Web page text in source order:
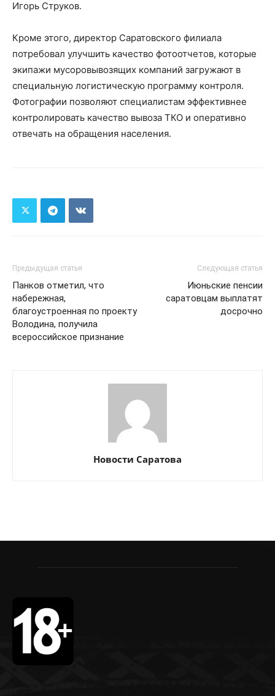
Игорь Струков.
Кроме этого, директор Саратовского филиала
потребовал улучшить качество фотоотчетов, которые
экипажи мусоровывозящих компаний загружают в
специальную логистическую программу контроля.
Фотографии позволяют специалистам эффективнее
контролировать качество вывоза ТКО и оперативно
отвечать на обращения населения.
Предыдущая статья
Панков отметил, что
набережная,
благоустроенная по проекту
Володина, получила
всероссийское признание
Следующая статья
Июньские пенсии
саратовцам выплатят
досрочно
Новости Саратова